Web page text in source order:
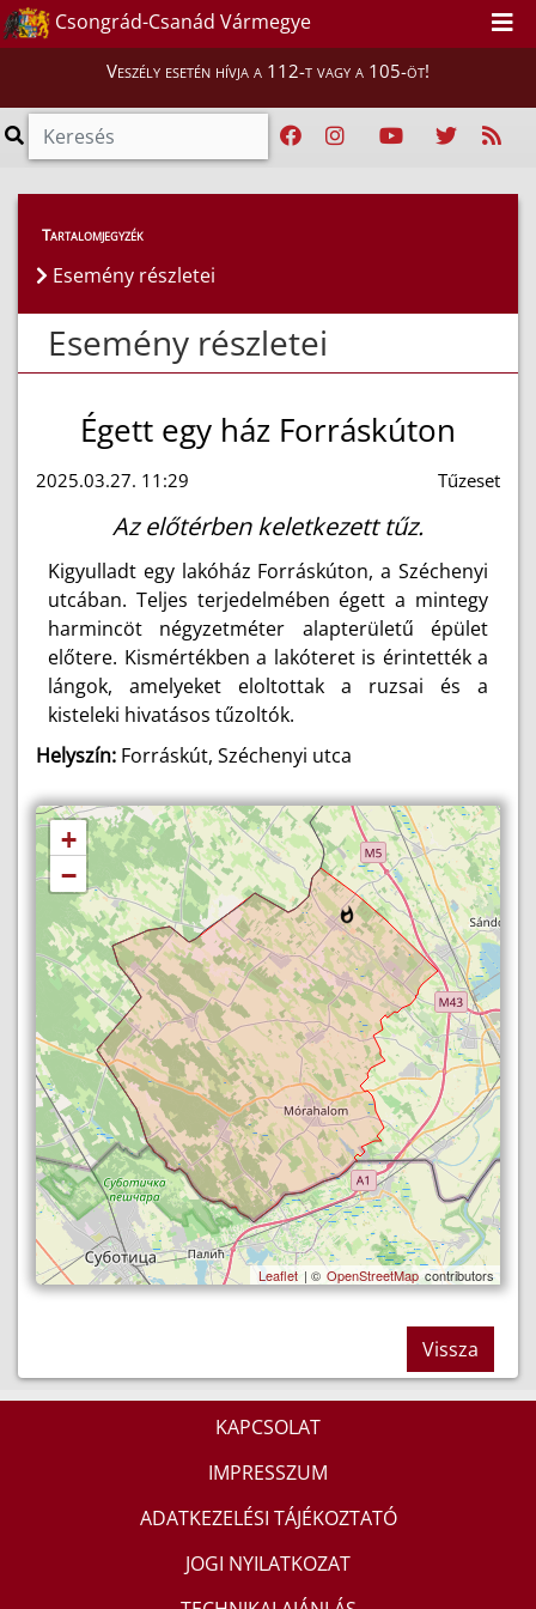
Csongrád-Csanád Vármegye
Veszély esetén hívja a 112-t vagy a 105-öt!
Esemény részletei
Tartalomjegyzék
Esemény részletei
Esemény részletei
Égett egy ház Forráskúton
2025.03.27. 11:29 Tűzeset
Az előtérben keletkezett tűz.
Kigyulladt egy lakóház Forráskúton, a Széchenyi
utcában. Teljes terjedelmében égett a mintegy
harmincöt négyzetméter alapterületű épület
előtere. Kismértékben a lakóteret is érintették a
lángok, amelyeket eloltottak a ruzsai és a
kisteleki hivatásos tűzoltók.
Helyszín: Forráskút, Széchenyi utca
+
−
Leaflet | © OpenStreetMapcontributors
Vissza
KAPCSOLAT
IMPRESSZUM
ADATKEZELÉSI TÁJÉKOZTATÓ
JOGI NYILATKOZAT